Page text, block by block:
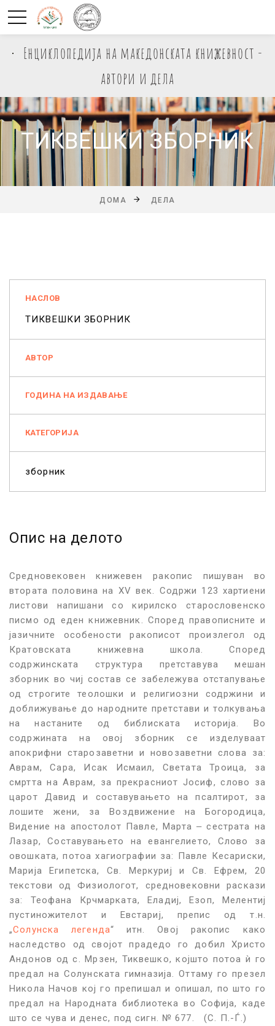
Енциклопедија на македонската книжевност -
автори и дела
ТИКВЕШКИ ЗБОРНИК
ДОМА ДЕЛА
НАСЛОВ
ТИКВЕШКИ ЗБОРНИК
АВТОР
ГОДИНА НА ИЗДАВАЊЕ
КАТЕГОРИЈА
зборник
Опис на делото
Средновековен книжевен ракопис пишуван во
втората половина на XV век. Содржи 123 хартиени
листови напишани со кирилско старословенско
писмо од еден книжевник. Според правописните и
јазичните особености ракописот произлегол од
Кратовската книжевна школа. Според
содржинската структура претставува мешан
зборник во чиј состав се забележува отстапување
од строгите теолошки и религиозни содржини и
доближување до народните претстави и толкувања
на настаните од библиската историја. Во
содржината на овој зборник се изделуваат
апокрифни старозаветни и новозаветни слова за:
Аврам, Сара, Исак Исмаил, Светата Троица, за
смртта на Аврам, за прекрасниот Јосиф, слово за
царот Давид и составувањето на псалтирот, за
лошите жени, за Воздвижение на Богородица,
Видение на апостолот Павле, Марта ‒ сестрата на
Лазар, Составувањето на евангелието, Слово за
овошката, потоа хагиографии за: Павле Кесариски,
Марија Египетска, Св. Меркуриј и Св. Ефрем, 20
текстови од Физиологот, средновековни раскази
за: Теофана Крчмарката, Еладиј, Езоп, Мелентиј
пустиножителот и Евстариј, препис од т.н.
„Солунска легенда“ итн. Овој ракопис како
наследство од својот прадедо го добил Христо
Андонов од с. Мрзен, Тиквешко, којшто потоа ѝ го
предал на Солунската гимназија. Оттаму го презел
Никола Начов кој го препишал и опишал, по што го
предал на Народната библиотека во Софија, каде
што се чува и денес, под сигн. № 677. (С. П.-Ѓ.)